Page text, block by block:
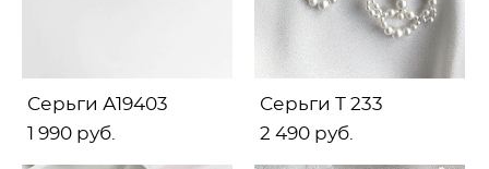
Серьги А19403
1 990 pуб.
Серьги Т 233
2 490 pуб.